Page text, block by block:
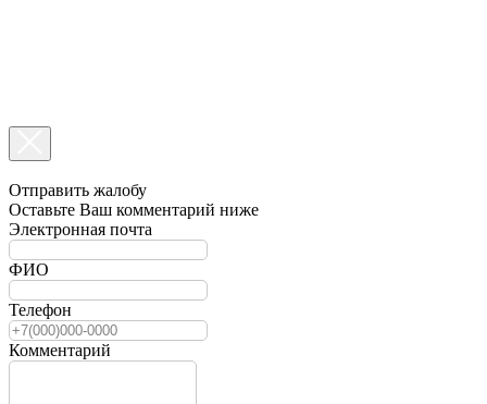
Отправить жалобу
Оставьте Ваш комментарий ниже
Электронная почта
ФИО
Телефон
Комментарий